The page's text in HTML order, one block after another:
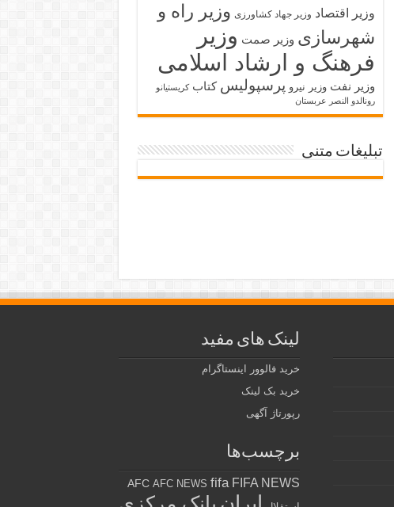
وزیر اقتصاد وزیر جهاد کشاورزی وزیر راه و
شهرسازی وزیر صمت وزیر
فرهنگ و ارشاد اسلامی
وزیر نفت وزیر نیرو پرسپولیس کتاب کریستیانو
رونالدو النصر عربستان
تبلیغات متنی
لینک های مفید
خرید فالوور اینستاگرام
خرید بک لینک
رپورتاژ آگهی
برچسب‌ها
AFC AFC NEWS fifa FIFA NEWS